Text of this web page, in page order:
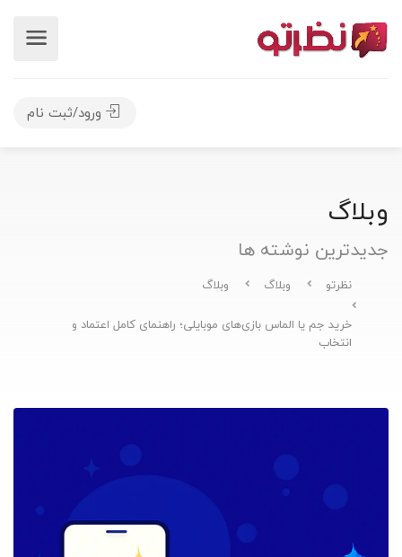
ورود/ثبت نام
وبلاگ
جدیدترین نوشته ها
نظرتو وبلاگ
وبلاگ
خرید جم یا الماس بازی‌های موبایلی؛ راهنمای کامل اعتماد و
انتخاب